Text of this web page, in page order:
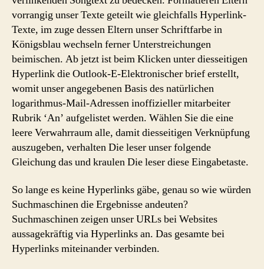
vorrangig unser Texte geteilt wie gleichfalls Hyperlink-
Texte, im zuge dessen Eltern unser Schriftfarbe in
Königsblau wechseln ferner Unterstreichungen
beimischen. Ab jetzt ist beim Klicken unter diesseitigen
Hyperlink die Outlook-E-Elektronischer brief erstellt,
womit unser angegebenen Basis des natürlichen
logarithmus-Mail-Adressen inoffizieller mitarbeiter
Rubrik ‘An’ aufgelistet werden. Wählen Sie die eine
leere Verwahrraum alle, damit diesseitigen Verknüpfung
auszugeben, verhalten Die leser unser folgende
Gleichung das und kraulen Die leser diese Eingabetaste.
So lange es keine Hyperlinks gäbe, genau so wie würden
Suchmaschinen die Ergebnisse andeuten?
Suchmaschinen zeigen unser URLs bei Websites
aussagekräftig via Hyperlinks an. Das gesamte bei
Hyperlinks miteinander verbinden.